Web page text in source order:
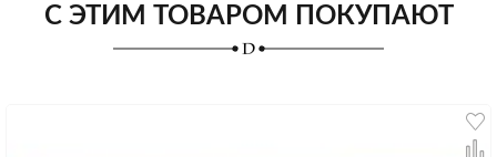
С ЭТИМ ТОВАРОМ ПОКУПАЮТ